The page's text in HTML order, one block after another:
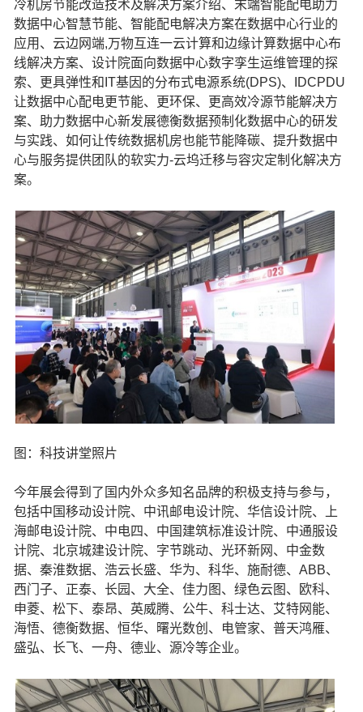
冷机房节能改造技术及解决方案介绍、末端智能配电助力
数据中心智慧节能、智能配电解决方案在数据中心行业的
应用、云边网端,万物互连一云计算和边缘计算数据中心布
线解决方案、设计院面向数据中心数字孪生运维管理的探
索、更具弹性和IT基因的分布式电源系统(DPS)、IDCPDU
让数据中心配电更节能、更环保、更高效冷源节能解决方
案、助力数据中心新发展德衡数据预制化数据中心的研发
与实践、如何让传统数据机房也能节能降碳、提升数据中
心与服务提供团队的软实力-云坞迁移与容灾定制化解决方
案。
图：科技讲堂照片
今年展会得到了国内外众多知名品牌的积极支持与参与，
包括中国移动设计院、中讯邮电设计院、华信设计院、上
海邮电设计院、中电四、中国建筑标准设计院、中通服设
计院、北京城建设计院、字节跳动、光环新网、中金数
据、秦淮数据、浩云长盛、华为、科华、施耐德、ABB、
西门子、正泰、长园、大全、佳力图、绿色云图、欧科、
申菱、松下、泰昂、英威腾、公牛、科士达、艾特网能、
海悟、德衡数据、恒华、曙光数创、电管家、普天鸿雁、
盛弘、长飞、一舟、德业、源冷等企业。